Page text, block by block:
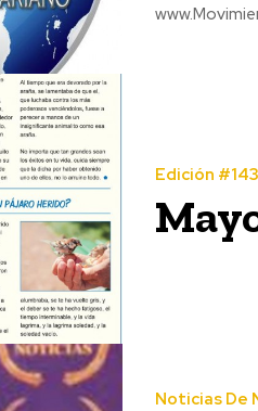
Edición #143
Noticias De